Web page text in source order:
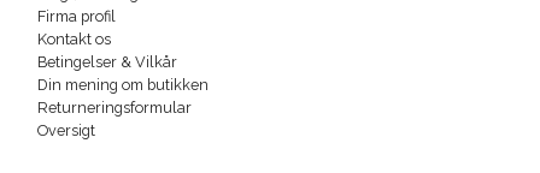
Firma profil
Kontakt os
Betingelser & Vilkår
Din mening om butikken
Returneringsformular
Oversigt